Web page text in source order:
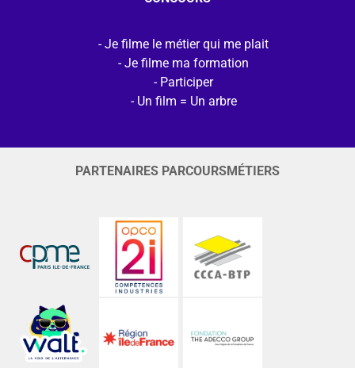
Je filme le métier qui me plait
Je filme ma formation
Participer
Un film = Un arbre
PARTENAIRES PARCOURSMÉTIERS